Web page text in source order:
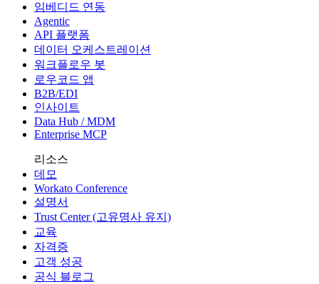
임베디드 연동
Agentic
API 플랫폼
데이터 오케스트레이션
워크플로우 봇
로우코드 앱
B2B/EDI
인사이트
Data Hub / MDM
Enterprise MCP
리소스
데모
Workato Conference
설명서
Trust Center (고유명사 유지)
교육
자격증
고객 성공
공식 블로그